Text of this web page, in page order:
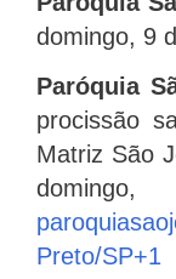
domingo, 9
Paróquia
procissão
Matriz São
Preto/SP+1